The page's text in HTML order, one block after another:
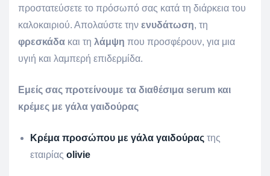
προστατεύσετε το πρόσωπό σας κατά τη διάρκεια του
καλοκαιριού. Απολαύστε την ενυδάτωση, τη
φρεσκάδα και τη λάμψη που προσφέρουν, για μια
υγιή και λαμπερή επιδερμίδα.
Εμείς σας προτείνουμε τα διαθέσιμα serum και
κρέμες με γάλα γαιδούρας
Κρέμα προσώπου με γάλα γαιδούρας της
εταιρίας olivie